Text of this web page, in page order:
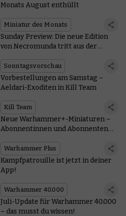
Monats August enthüllt
Miniatur des Monats
Sunday Preview: Die neue Edition
von Necromunda tritt aus der
Sonntagsvorschau
Vorbestellungen am Samstag –
Aeldari-Exoditen in Kill Team
Kill Team
Neue Warhammer+-Miniaturen –
Abonnentinnen und Abonnenten
Warhammer Plus
Kampfpatrouille ist jetzt in deiner
App!
Warhammer 40.000
Juli-Update für Warhammer 40.000
– das musst du wissen!